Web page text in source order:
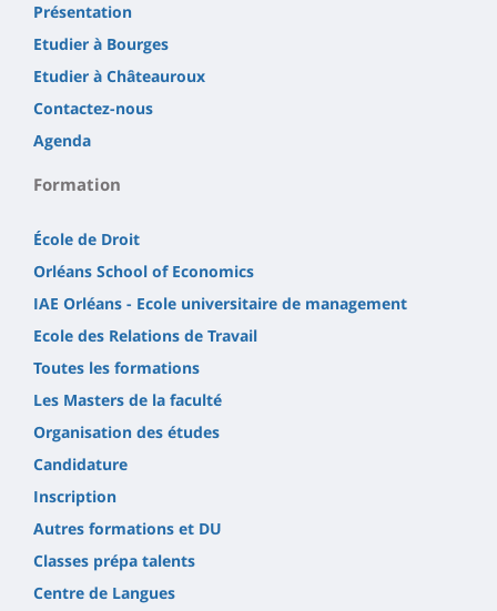
Présentation
Etudier à Bourges
Etudier à Châteauroux
Contactez-nous
Agenda
Formation
École de Droit
Orléans School of Economics
IAE Orléans - Ecole universitaire de management
Ecole des Relations de Travail
Toutes les formations
Les Masters de la faculté
Organisation des études
Candidature
Inscription
Autres formations et DU
Classes prépa talents
Centre de Langues